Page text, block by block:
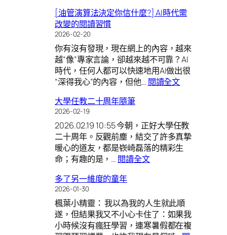
念
力
實
驗
的
啟
示
歌]
道
心
的
超
空
晶：
我
是
渴
的
魚
神
[油管演算法決定你信什麼?] AI時代需
改變的閱讀習慣
2026-02-20
你有沒有發現，現在網上的內容，越來
越“像”專家言論，卻越來越不可靠？AI
時代，任何人都可以快速地用AI做出很
“深得我心”的內容，但他… 閱讀全文:
算
法
決
麼?]
AI
時
大學任教二十周年隨筆
2026-02-19
2026.02.19 10:55 今朝，正好大學任教
二十周年。反觀前塵，結交了許多真摯
暖心的道友，都是嵚崎磊落的精彩生
命；有趣的是，… 閱讀全文:
教
二
十
多了另一維度的童年
2026-01-30
楓葉小精靈： 我以為我的人生就此順
遂，但結果我又不小心卡住了：如果我
小時候沒有瘋狂學習，連寒暑假都在複